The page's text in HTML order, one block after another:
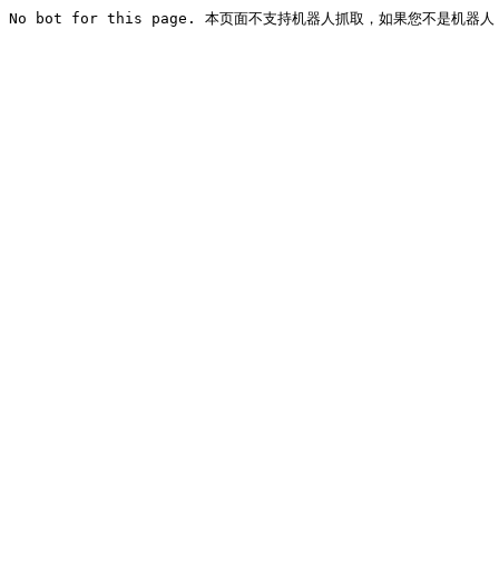
No bot for this page. 本页面不支持机器人抓取，如果您不是机器人，